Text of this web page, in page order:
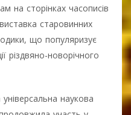
на сторінках часописів
старовинних
що популяризує
різдвяно-новорічного
наукова